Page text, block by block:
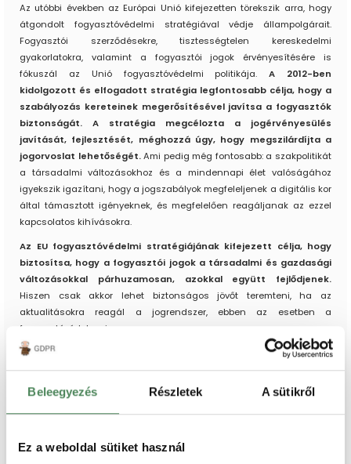
Beleegyezés Részletek A sütikről
Ez a weboldal sütiket használ
Az utóbbi években az Európai Unió kifejezetten törekszik arra, hogy
átgondolt fogyasztóvédelmi stratégiával védje állampolgárait.
Fogyasztói szerződésekre, tisztességtelen kereskedelmi
gyakorlatokra, valamint a fogyasztói jogok érvényesítésére is
fókuszál az Unió fogyasztóvédelmi politikája.A 2012-ben
kidolgozott és elfogadott stratégia legfontosabb célja, hogy a
szabályozás kereteinek megerősítésével javítsa a fogyasztók
biztonságát. A stratégia megcélozta a jogérvényesülés
javítását, fejlesztését, méghozzá úgy, hogy megszilárdíjta a
jogorvoslat lehetőségét.Ami pedig még fontosabb: a szakpolitikát
a társadalmi változásokhoz és a mindennapi élet valóságához
igyekszik igazítani, hogy a jogszabályok megfeleljenek a digitális kor
által támasztott igényeknek, és megfelelően reagáljanak az ezzel
kapcsolatos kihívásokra.
Az EU fogyasztóvédelmi stratégiájának kifejezett célja, hogy
biztosítsa, hogy a fogyasztói jogok a társadalmi és gazdasági
változásokkal párhuzamosan, azokkal együtt fejlődjenek.
Hiszen csak akkor lehet biztonságos jövőt teremteni, ha az
aktualitásokra reagál a jogrendszer, ebben az esetben a
fogyasztóvédelem is.
Ezek a célok állnak a magyarországi szabályozások hátterében is.
Összességében tehát elmondható, hogy maga a fogyasztóvédelem,
és annak digitális terepe kifejezetten fontos figyelmet kap az Európai
Uniós és a hazai jogalkotásban.
Mit tehetsz, ha felhasználó